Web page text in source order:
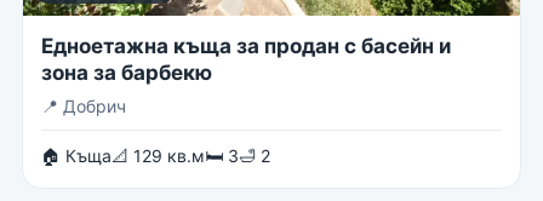
Едноетажна къща за продан с басейн и
зона за барбекю
📍 Добрич
🏠 Къща📐 129 кв.м🛏 3🛁 2